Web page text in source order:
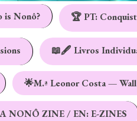
is Nonô? 🏆 PT:
📖🖋️ Livros
🌟M.ª Leonor Costa — Wall
NONÔ ZINE / EN: E-ZINES